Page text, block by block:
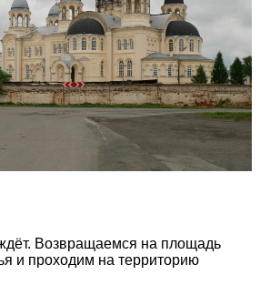
Возвращаемся на площадь
и проходим на территорию